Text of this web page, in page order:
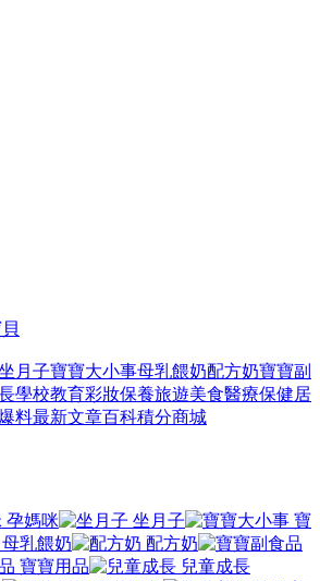
月子寶寶大小事母乳餵奶配方奶寶寶副
學校教育彩妝保養旅遊美食醫療保健居
料最新文章百科積分商城
孕媽咪 坐月子
寶
母乳餵奶
配方奶
寶寶用品
兒童成長